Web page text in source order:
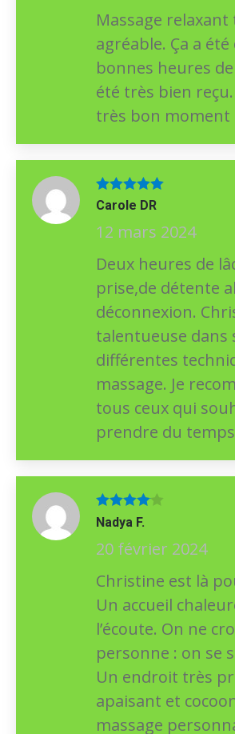
Massage relaxant
agréable. Ça a
bonnes heures de
été très bien
très bon moment
Note5sur
Carole DR
12 mars 2024
Deux heures de
prise,de détente
déconnexion.
talentueuse dans
différentes
massage. Je
tous ceux qui
prendre du
Note4
Nadya F.
20 février 2024
Christine est là
Un accueil
l’écoute. On ne
personne : on se
Un endroit très
apaisant et
massage